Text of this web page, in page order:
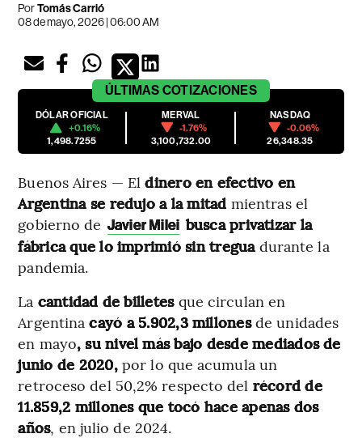
PorTomás Carrió
08 de mayo, 2026 | 06:00 AM
ÚLTIMAS COTIZACIONES
DÓLAR OFICIAL
+0.16%
1,498.7255
MERVAL
-1.76%
3,100,732.00
NASDAQ
-0.06%
26,348.35
Buenos Aires — El dinero en efectivo en
Argentina se redujo a la mitad mientras el
gobierno de JavierMilei busca privatizar la
fábrica que lo imprimió sin treguadurante la
pandemia.
La cantidad de billetes que circulan en
Argentinacayó a 5.902,3 millonesde unidades
en mayo, su nivel más bajo desde mediados de
junio de 2020, por lo que acumula un
retroceso del 50,2% respecto del récord de
11.859,2 millones que tocó hace apenas dos
años, en julio de 2024.